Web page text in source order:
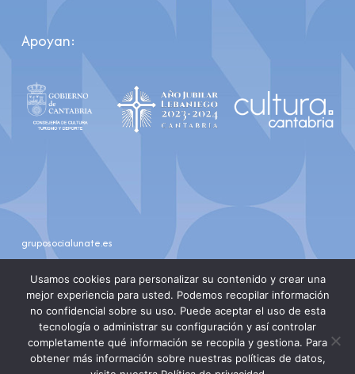
Apoyan:
gruposocialunate.es
youtubeinstagram
Usamos cookies para personalizar su contenido y crear una
mejor experiencia para usted. Podemos recopilar información
no confidencial sobre su uso. Puede aceptar el uso de esta
tecnología o administrar su configuración y así controlar
completamente qué información se recopila y gestiona. Para
obtener más información sobre nuestras políticas de datos,